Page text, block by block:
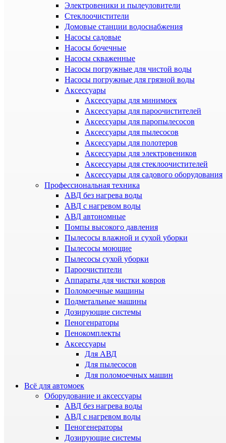
Электровеники и пылеуловители
Стеклоочистители
Домовые станции водоснабжения
Насосы садовые
Насосы бочечные
Насосы скваженные
Насосы погружные для чистой воды
Насосы погружные для грязной воды
Аксессуары
Аксессуары для минимоек
Аксессуары для пароочистителей
Аксессуары для паропылесосов
Аксессуары для пылесосов
Аксессуары для полотеров
Аксессуары для электровеников
Аксессуары для стеклоочистителей
Аксессуары для садового оборудования
Профессиональная техника
АВД без нагрева воды
АВД с нагревом воды
АВД автономные
Помпы высокого давления
Пылесосы влажной и сухой уборки
Пылесосы моющие
Пылесосы сухой уборки
Пароочистители
Аппараты для чистки ковров
Поломоечные машины
Подметальные машины
Дозирующие системы
Пеногенраторы
Пенокомплекты
Аксессуары
Для АВД
Для пылесосов
Для поломоечных машин
Всё для автомоек
Оборудование и аксессуары
АВД без нагрева воды
АВД с нагревом воды
Пеногенераторы
Дозирующие системы